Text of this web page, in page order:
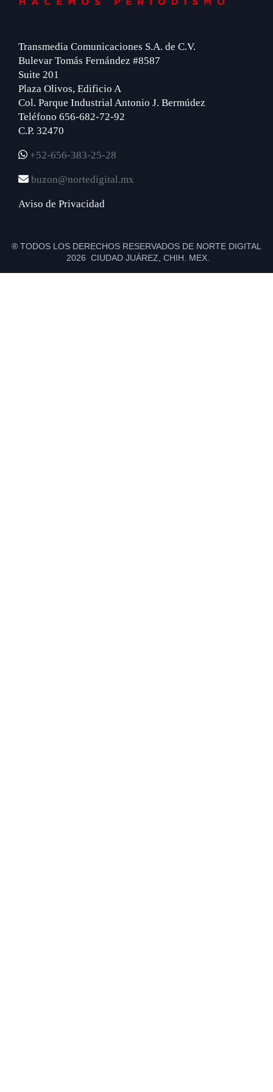
Transmedia Comunicaciones S.A. de C.V.
Bulevar Tomás Fernández #8587
Suite 201
Plaza Olivos, Edificio A
Col. Parque Industrial Antonio J. Bermúdez
Teléfono 656-682-72-92
C.P. 32470
+52-656-383-25-28
buzon@nortedigital.mx
Aviso de Privacidad
® TODOS LOS DERECHOS RESERVADOS DE NORTE DIGITAL
2026 CIUDAD JUÁREZ, CHIH. MEX.